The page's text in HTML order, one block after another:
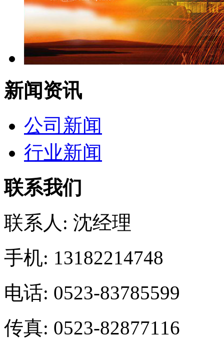
新闻资讯
公司新闻
行业新闻
联系我们
联系人: 沈经理
手机: 13182214748
电话: 0523-83785599
传真: 0523-82877116